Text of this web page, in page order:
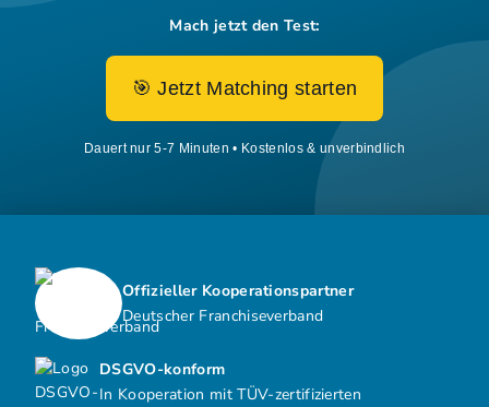
Mach jetzt den Test:
🎯 Jetzt Matching starten
Dauert nur 5-7 Minuten • Kostenlos & unverbindlich
DSGVO-konform
In Kooperation mit TÜV-zertifizierten
Offizieller Kooperationspartner
Deutscher Franchiseverband